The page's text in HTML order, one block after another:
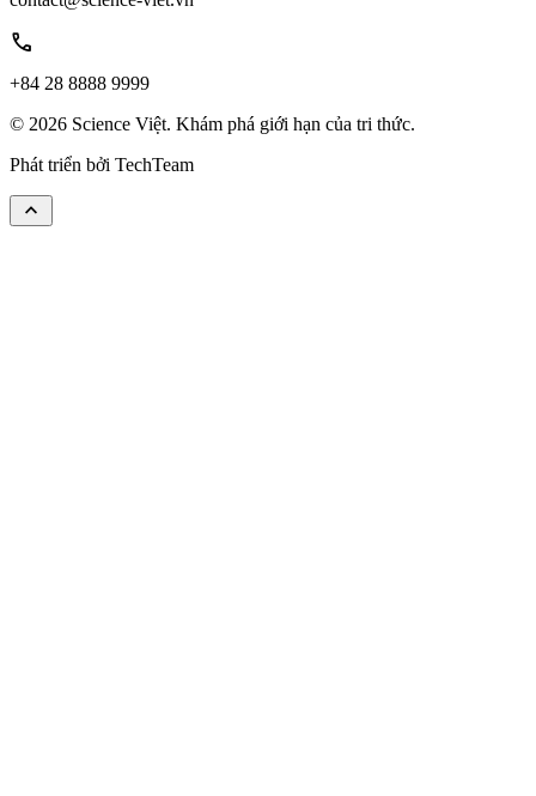
call
+84 28 8888 9999
© 2026 Science Việt. Khám phá giới hạn của tri thức.
Phát triển bởi TechTeam
keyboard_arrow_up